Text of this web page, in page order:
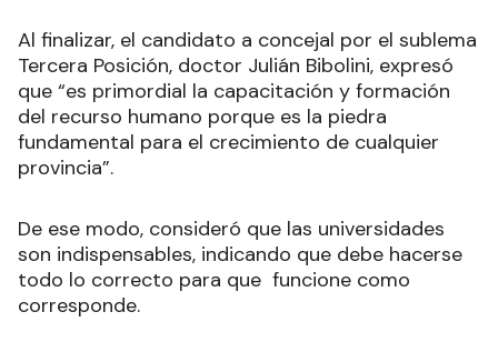
Al finalizar, el candidato a concejal por el sublema
Tercera Posición, doctor Julián Bibolini, expresó
que “es primordial la capacitación y formación
del recurso humano porque es la piedra
fundamental para el crecimiento de cualquier
provincia”.
De ese modo, consideró que las universidades
son indispensables, indicando que debe hacerse
todo lo correcto para que funcione como
corresponde.